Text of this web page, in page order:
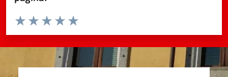
Valuta da 1 a 5 stelle la pagina
Valuta 5 stelle su 5
Valuta 4 stelle su 5
Valuta 3 stelle su 5
Valuta 2 stelle su 5
Valuta 1 stelle su 5